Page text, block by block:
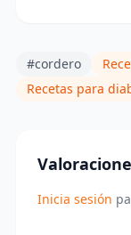
#cordero
Recetas para
Inicia sesión